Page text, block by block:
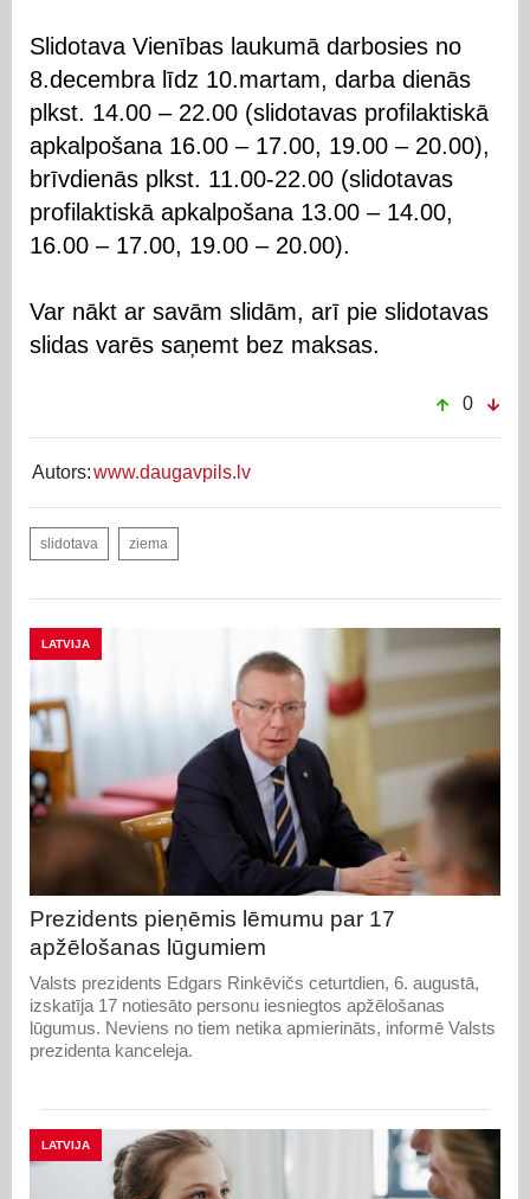
Slidotava Vienības laukumā darbosies no
8.decembra līdz 10.martam, darba dienās
plkst. 14.00 – 22.00 (slidotavas profilaktiskā
apkalpošana 16.00 – 17.00, 19.00 – 20.00),
brīvdienās plkst. 11.00-22.00 (slidotavas
profilaktiskā apkalpošana 13.00 – 14.00,
16.00 – 17.00, 19.00 – 20.00).
Var nākt ar savām slidām, arī pie slidotavas
slidas varēs saņemt bez maksas.
0
Autors:www.daugavpils.lv
slidotava ziema
LATVIJA
Prezidents pieņēmis lēmumu par 17
apžēlošanas lūgumiem
Valsts prezidents Edgars Rinkēvičs ceturtdien, 6. augustā,
izskatīja 17 notiesāto personu iesniegtos apžēlošanas
lūgumus. Neviens no tiem netika apmierināts, informē Valsts
prezidenta kanceleja.
LATVIJA